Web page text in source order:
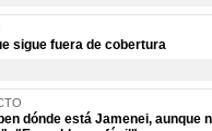
sigue fuera de cobertura
dónde está Jamenei, aunque